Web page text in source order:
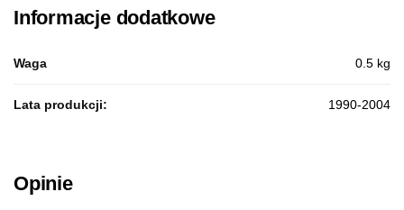
Informacje dodatkowe
Waga 0.5 kg
Lata produkcji: 1990-2004
Opinie